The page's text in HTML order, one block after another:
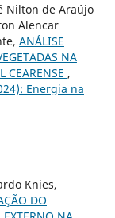
Nilton de Araújo
Alencar
ANÁLISE
NA
CEARENSE ,
Energia na
Knies,
DO